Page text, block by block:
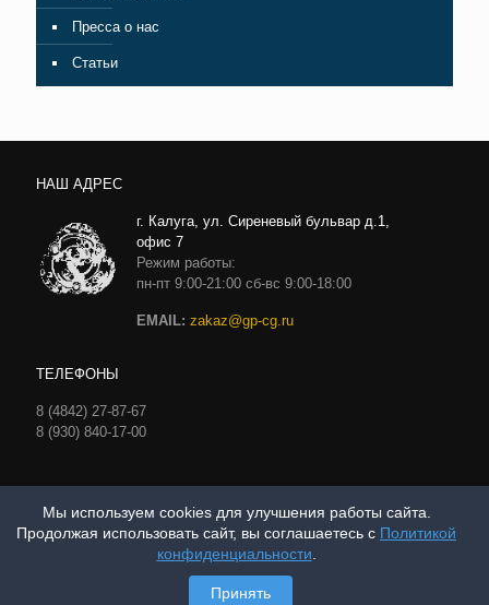
Пресса о нас
Статьи
НАШ АДРЕС
г. Калуга, ул. Сиреневый бульвар д.1,
офис 7
Режим работы:
пн-пт 9:00-21:00 сб-вс 9:00-18:00
EMAIL: zakaz@gp-cg.ru
ТЕЛЕФОНЫ
8 (4842) 27-87-67
8 (930) 840-17-00
Политика конфиденциальности
Мы используем cookies для улучшения работы сайта.
Продолжая использовать сайт, вы соглашаетесь с Политикой
конфиденциальности
Принять